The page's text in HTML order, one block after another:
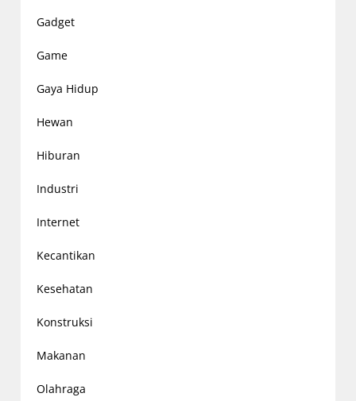
Gadget
Game
Gaya Hidup
Hewan
Hiburan
Industri
Internet
Kecantikan
Kesehatan
Konstruksi
Makanan
Olahraga